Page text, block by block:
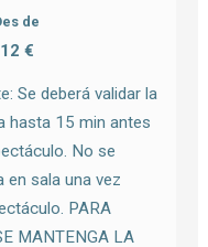
de
12 €
Se deberá validar la
hasta 15 min antes
No se
en sala una vez
PARA
MANTENGA LA